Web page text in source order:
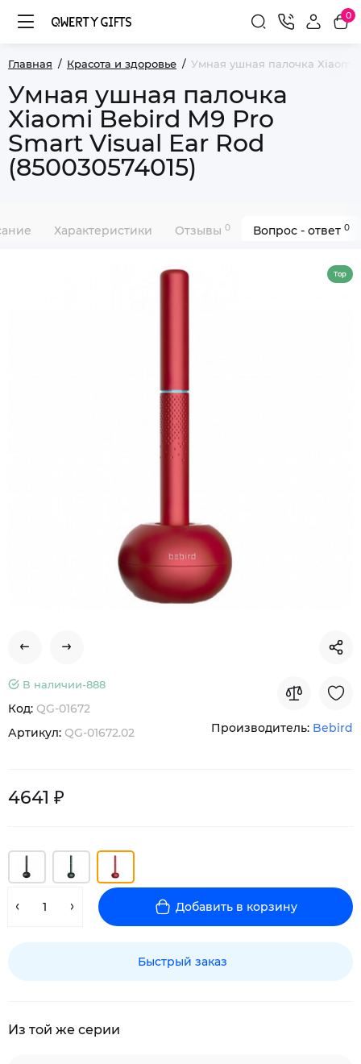
0
Главная Красота и здоровье Умная ушная палочка Xiaomi
Умная ушная палочка
Xiaomi Bebird M9 Pro
Smart Visual Ear Rod
(850030574015)
Характеристики Отзывы 0 Вопрос - ответ 0
Top
В наличии-888
Код: QG-01672
Артикул: QG-01672.02 Производитель: Bebird
4641 ₽
Добавить в корзину
Быстрый заказ
Из той же серии